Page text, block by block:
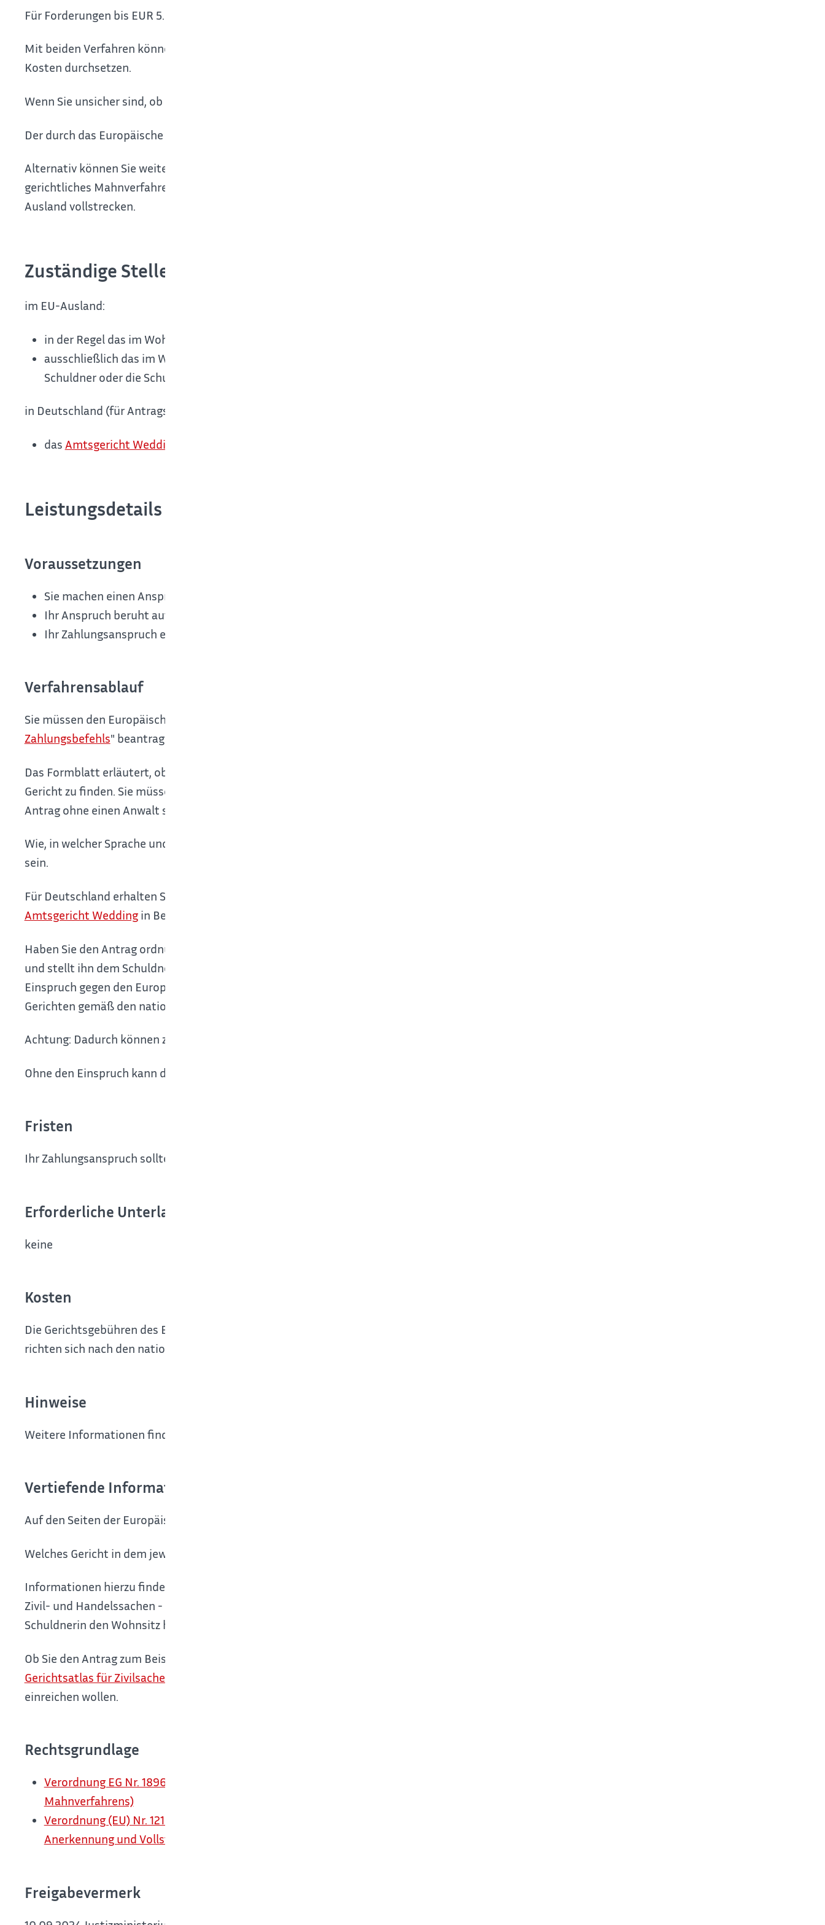
Für Forderungen bis EUR 5.000 kann sich auch das Europäische Verfahren für geringfügige Forderungen empfehlen.
Mit beiden Verfahren können Sie Forderungen mit grenzüberschreitendem Bezug einfacher, schneller und mit geringeren
Kosten durchsetzen.
Wenn Sie unsicher sind, ob die Verfahren in Ihrem Fall geeignet sind, nutzen Sie den
Der durch das Europäische Mahnverfahren erlangte Titel wird in der ganzen EU bis auf Dänemark anerkannt.
Alternativ können Sie weiterhin Ihre Forderung mit den herkömmlichen nationalen Gerichtsverfahren (Zivilklage,
gerichtliches Mahnverfahren) geltend machen und auf dieser Grundlage gegen Ihren Schuldner oder Ihre Schuldnerin im
Ausland vollstrecken.
Zuständige Stelle
im EU-Ausland:
in der Regel das im Wohnsitzland des Schuldners oder der Schuldnerin zuständige Gericht,
ausschließlich das im Wohnsitzland des Schuldners oder der Schuldnerin zuständige Gericht, wenn die Schuld auf einem Vertrag beruht, den der
Schuldner oder die Schuldnerin als Verbraucher geschlossen hat.
in Deutschland (für Antragstellende mit Wohn- beziehungsweise Geschäftssitz in anderen EU-Mitgliedstaaten):
das Amtsgericht Wedding
Leistungsdetails
Voraussetzungen
Sie machen einen Anspruch auf Zahlung einer bestimmbaren Geldsumme geltend und diese ist fällig.
Ihr Anspruch beruht auf einem Vertrag.
Ihr Zahlungsanspruch ergibt sich aufgrund einer grenzüberschreitenden Rechtssache im Zivil- und Handelsbereich.
Verfahrensablauf
Sie müssen den Europäischen Zahlungsbefehl mit dem Formular "
Zahlungsbefehls" beantragen.
Das Formblatt erläutert, ob das Europäische Mahnverfahren in Ihrem Fall in Betracht kommt und hilft Ihnen, das richtige
Gericht zu finden. Sie müssen die Parteien und Art und Höhe der Forderung sowie die Beweismittel angeben.
Antrag ohne einen Anwalt stellen.
Wie, in welcher Sprache und auf welchem Weg Sie den Antrag einreichen können, kann je nach Mitgliedstaat unterschiedlich
sein.
Für Deutschland erhalten Sie weitere Informationen bei dem für das Europäische Mahnverfahren zentral zuständigen
Amtsgericht Weddingin Berlin.
Haben Sie den Antrag ordnungsgemäß gestellt, erlässt das Gericht innerhalb von 30 Tagen den Europäischen Zahlungsbefehl
und stellt ihn dem Schuldner oder der Schuldnerin zu.
Einspruch gegen den Europäischen Zahlungsbefehl einlegen. In diesem Fall wird das Verfahren vor den zuständigen
Gerichten gemäß den nationalen Regeln eines Zivilprozesses weitergeführt.
Achtung: Dadurch können zusätzliche Kosten für Sie entstehen.
Ohne den Einspruch kann der Europäische Zahlungsbefehl in der ganzen EU außer in Dänemark vollstreckt werden.
Fristen
Ihr Zahlungsanspruch sollte noch nicht verjährt sein.
Erforderliche Unterlagen
keine
Kosten
Die Gerichtsgebühren des Europäischen Mahnverfahrens und des sich daran eventuell anschließenden Gerichtsverfahrens
richten sich nach den nationalen Rechtsvorschriften. In Deutschland hängen die
Hinweise
Weitere Informationen finden Sie auf dem
Vertiefende Informationen
Auf den Seiten der Europäischen Kommission wird die
Welches Gericht in dem jeweiligen Mitgliedstaat zuständig ist, bestimmt sich nach dem innerstaatlichen Recht.
Informationen hierzu finden Sie im "
Zivil- und Handelssachen - Brüssel I-Verordnung" Wählen Sie dort den Mitgliedstaat aus, in dem der Schuldner oder die
Schuldnerin den Wohnsitz hat.
Ob Sie den Antrag zum Beispiel online, mit der Post oder per Fax übermitteln können, erfahren Sie im "
Gerichtsatlas für Zivilsachen
einreichen wollen.
Rechtsgrundlage
Verordnung EG Nr. 1896/2006 des Europäischen Parlaments und des Rates vom 12. Dezember 2006 (Einführung eines Europäischen
Mahnverfahrens)
Verordnung (EU) Nr. 1215/2012 des Europäischen Parlaments und de Rates vom 12. Dezember 2012 (Gerichtliche Zuständigkeit und die
Anerkennung und Vollstreckung von Entscheidungen in Zivil- und Handelssachen
Freigabevermerk